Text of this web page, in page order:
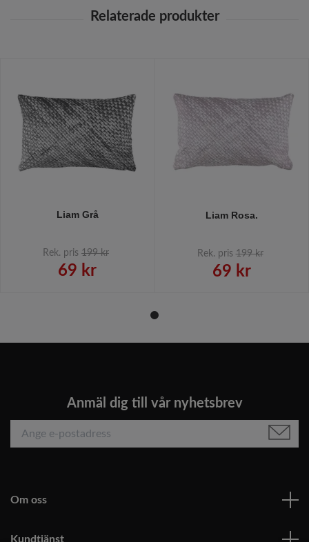
Liam Grå
Rek. pris 199 kr
69 kr
Liam Rosa.
Rek. pris 199 kr
69 kr
Anmäl dig till vår nyhetsbrev
Om oss
Kundtjänst